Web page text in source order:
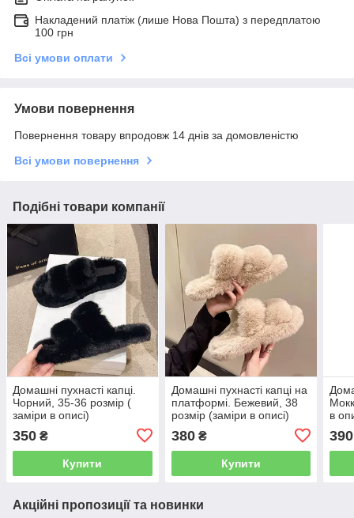
Накладений платіж (лише Нова Пошта) з передплатою
100 грн
Всі умови оплати
Умови повернення
Повернення товару впродовж 14 днів за домовленістю
Всі умови повернення
Подібні товари компанії
Домашні пухнасті капці.
Чорний, 35-36 розмір (
заміри в описі)
350 ₴
Купити
Домашні пухнасті капці на
платформі. Бежевий, 38
розмір (заміри в описі)
380₴
Купити
в
390
Акційні пропозиції та новинки